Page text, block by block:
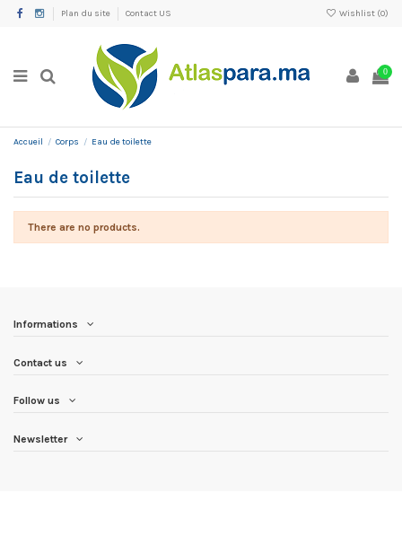
Plan du site Contact US Wishlist (0)
0
Accueil Corps Eau de toilette
Eau de toilette
There are no products.
Informations
Contact us
Follow us
Newsletter